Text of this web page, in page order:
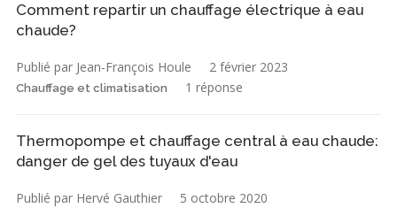
Comment repartir un chauffage électrique à eau
chaude?
Publié par Jean-François Houle 2 février 2023
Chauffage et climatisation 1 réponse
Thermopompe et chauffage central à eau chaude:
danger de gel des tuyaux d'eau
Publié par Hervé Gauthier 5 octobre 2020